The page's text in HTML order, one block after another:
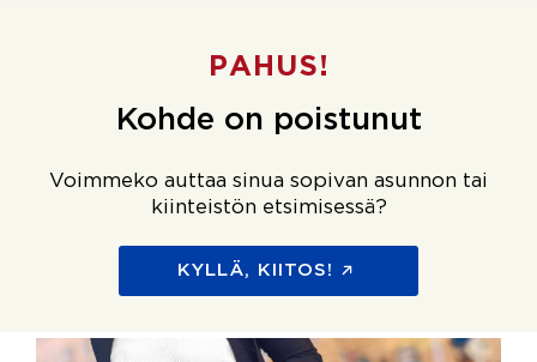
PAHUS!
Kohde on poistunut
Voimmeko auttaa sinua sopivan asunnon tai
kiinteistön etsimisessä?
KYLLÄ, KIITOS!